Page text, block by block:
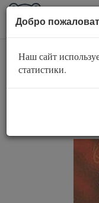
При
Добро
Наш сайт
статистики.